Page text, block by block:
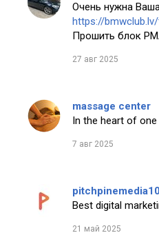
Очень нужна
https://
Прошить блок
27 авг 2025
massage center
In the heart of
7 авг 2025
pitchpinemedia10
Best digital
21 май 2025